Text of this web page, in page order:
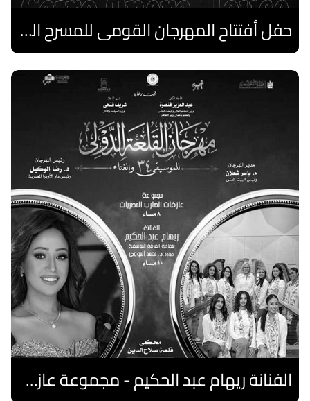
حفل أفتتاح المهرجان القومى للمسرح الصرى
اقرا المزيد
الفنانة ريهام عبد الحكيم - مجموعة عازفات الهارب المصريات